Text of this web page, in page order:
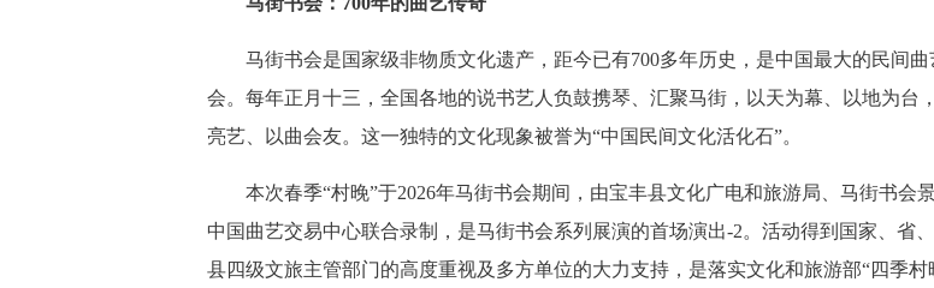
马街书会是国家级非物质文化遗产，距今已有700多年历史，是中国最大的民间曲
会。每年正月十三，全国各地的说书艺人负鼓携琴、汇聚马街，以天为幕、以地为台
亮艺、以曲会友。这一独特的文化现象被誉为“中国民间文化活化石”。
本次春季“村晚”于2026年马街书会期间，由宝丰县文化广电和旅游局、马街书会
中国曲艺交易中心联合录制，是马街书会系列展演的首场演出-2。活动得到国家、省、
县四级文旅主管部门的高度重视及多方单位的大力支持，是落实文化和旅游部“四季村